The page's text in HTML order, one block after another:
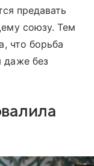
предавать
союзу. Тем
что борьба
даже без